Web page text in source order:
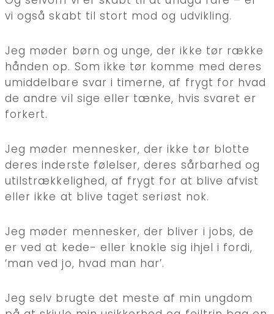
vi også skabt til stort mod og udvikling.
Jeg møder børn og unge, der ikke tør række
hånden op. Som ikke tør komme med deres
umiddelbare svar i timerne, af frygt for hvad
de andre vil sige eller tænke, hvis svaret er
forkert.
Jeg møder mennesker, der ikke tør blotte
deres inderste følelser, deres sårbarhed og
utilstrækkelighed, af frygt for at blive afvist
eller ikke at blive taget seriøst nok.
Jeg møder mennesker, der bliver i jobs, de
er ved at kede- eller knokle sig ihjel i fordi,
‘man ved jo, hvad man har’.
Jeg selv brugte det meste af min ungdom